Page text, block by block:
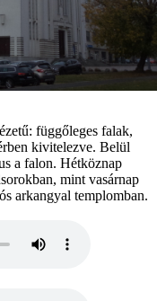
függőleges falak,
kivitelezve. Belül
a falon. Hétköznap
mint vasárnap
arkangyal templomban.